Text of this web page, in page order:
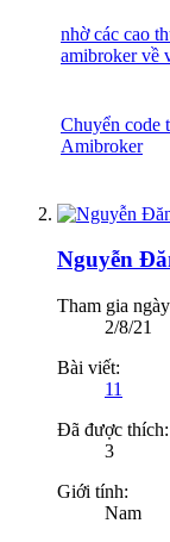
nhờ các cao
amibroker về
Chuyển code
Amibroker
Nguyễn
Tham gia
2/8/21
Bài viết:
11
Đã được thích:
3
Giới tính:
Nam